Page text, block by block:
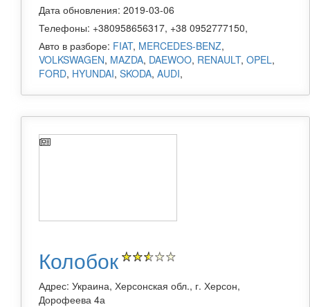
Дата обновления: 2019-03-06
Телефоны: +380958656317, +38 0952777150,
Авто в разборе: FIAT, MERCEDES-BENZ,
VOLKSWAGEN, MAZDA, DAEWOO, RENAULT, OPEL,
FORD, HYUNDAI, SKODA, AUDI,
Колобок
Адрес: Украина, Херсонская обл., г. Херсон,
Дорофеева 4а